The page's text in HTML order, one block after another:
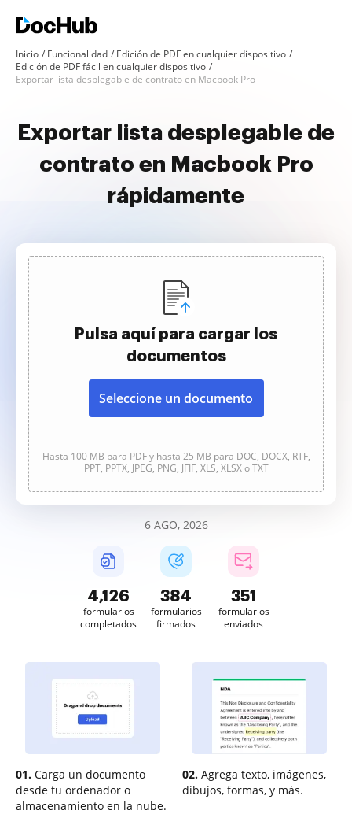
Inicio Funcionalidad
Edición de PDF en cualquier dispositivo
Edición de PDF fácil en cualquier dispositivo
Exportar lista desplegable de contrato en Macbook Pro
Exportar lista desplegable de
contrato en Macbook Pro
rápidamente
Pulsa aquí para cargar los
documentos
Seleccione un documento
Hasta 100 MB para PDF y hasta 25 MB para DOC, DOCX, RTF,
PPT, PPTX, JPEG, PNG, JFIF, XLS, XLSX o TXT
6 AGO, 2026
4,126
formularios
completados
384
formularios
firmados
351
formularios
enviados
01. Carga un documento
desde tu ordenador o
almacenamiento en la nube.
02. Agrega texto, imágenes,
dibujos, formas, y más.